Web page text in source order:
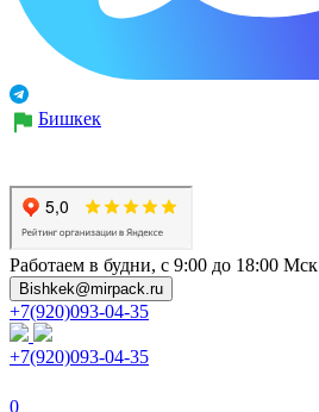
Бишкек
Работаем в будни, с 9:00 до 18:00 Мск
Bishkek@mirpack.ru
+7(920)093-04-35
+7(920)093-04-35
0